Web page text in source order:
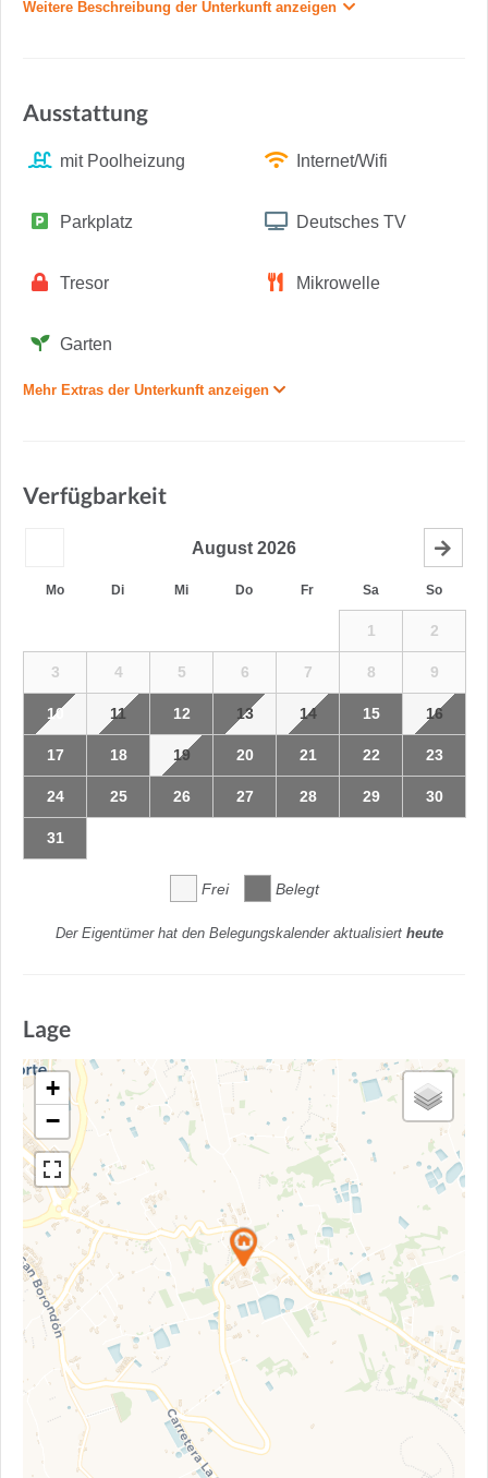
Weitere Beschreibung der Unterkunft anzeigen
Ausstattung
mit Poolheizung Internet/Wifi
Parkplatz Deutsches TV
Tresor Mikrowelle
Garten
Mehr Extras der Unterkunft anzeigen
Verfügbarkeit
August 2026
Mo Di Mi Do Fr Sa So
1 2
3 4 5 6 7 8 9
10 11 12 13 14 15 16
17 18 19 20 21 22 23
24 25 26 27 28 29 30
31
Frei Belegt
Der Eigentümer hat den Belegungskalender aktualisiert heute
Lage
+
−